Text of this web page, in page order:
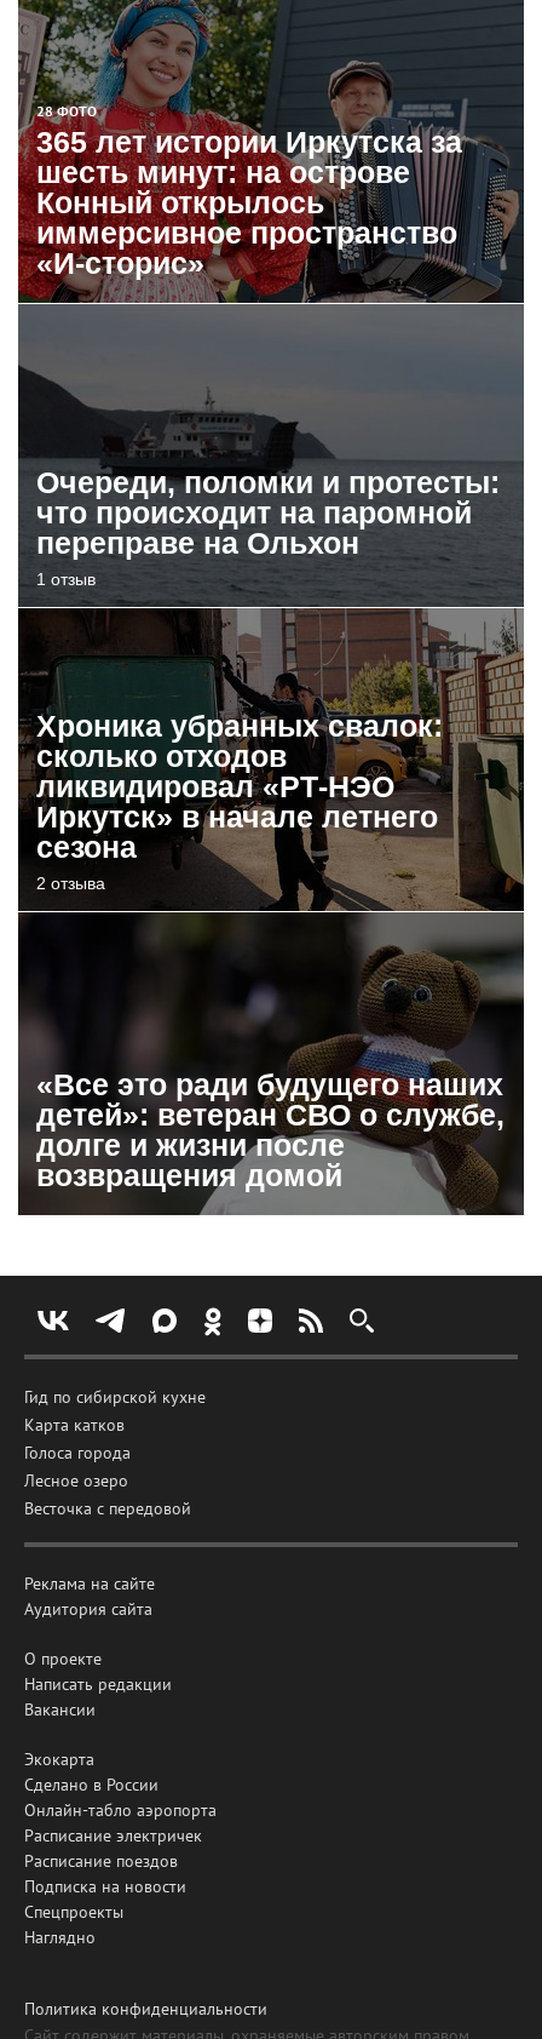
28 ФОТО
365 лет истории Иркутска за
шесть минут: на острове
Конный открылось
иммерсивное пространство
«И-сторис»
Очереди, поломки и протесты:
что происходит на паромной
переправе на Ольхон
1 отзыв
Хроника убранных свалок:
сколько отходов
ликвидировал «РТ-НЭО
Иркутск» в начале летнего
сезона
2 отзыва
«Все это ради будущего наших
детей»: ветеран СВО о службе,
долге и жизни после
возвращения домой
Гид по сибирской кухне
Карта катков
Голоса города
Лесное озеро
Весточка с передовой
Реклама на сайте
Аудитория сайта
О проекте
Написать редакции
Вакансии
Экокарта
Сделано в России
Онлайн-табло аэропорта
Расписание электричек
Расписание поездов
Подписка на новости
Спецпроекты
Наглядно
Политика конфиденциальности